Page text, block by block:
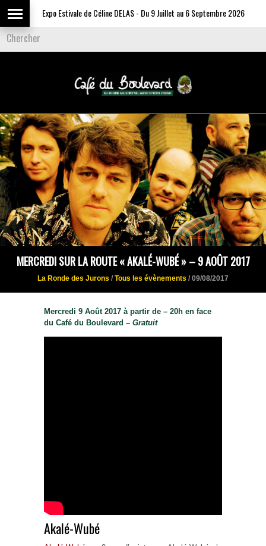
Expo Estivale de Céline DELAS - Du 9 Juillet au 6 Septembre 2026
MERCREDI SUR LA ROUTE « AKALÉ-WUBÉ » – 9 AOÛT 2017
La Ronde des Jurons / Tous les évènements / 09/08/2017
Mercredi 9 Août 2017 à partir de – 20h en face
du Café du Boulevard – Gratuit
Akalé-Wubé